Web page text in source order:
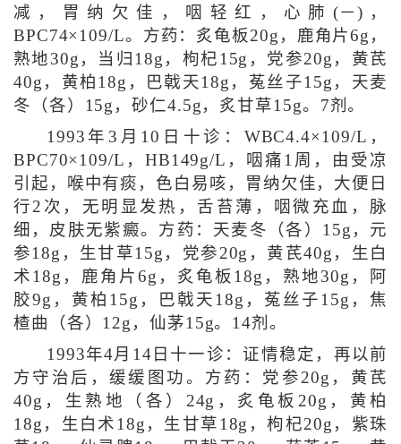
减，胃纳欠佳，咽轻红，心肺(－)，
BPC74×109/L。方药：炙龟板20g，鹿角片6g，
熟地30g，当归18g，枸杞15g，党参20g，黄芪
40g，黄柏18g，巴戟天18g，菟丝子15g，天麦
冬（各）15g，砂仁4.5g，炙甘草15g。7剂。
1993年3月10日十诊：WBC4.4×109/L，
BPC70×109/L，HB149g/L，咽痛1周，由受凉
引起，喉中有痰，色白易咳，胃纳欠佳，大便日
行2次，无明显发热，舌苔薄，咽微充血，脉
细，皮肤无紫癜。方药：天麦冬（各）15g，元
参18g，生甘草15g，党参20g，黄芪40g，生白
术18g，鹿角片6g，炙龟板18g，熟地30g，阿
胶9g，黄柏15g，巴戟天18g，菟丝子15g，焦
楂曲（各）12g，仙茅15g。14剂。
1993年4月14日十一诊：证情稳定，再以前
方守治后，缓缓图功。方药：党参20g，黄芪
40g，生熟地（各）24g，炙龟板20g，黄柏
18g，生白术18g，生甘草18g，枸杞20g，紫珠